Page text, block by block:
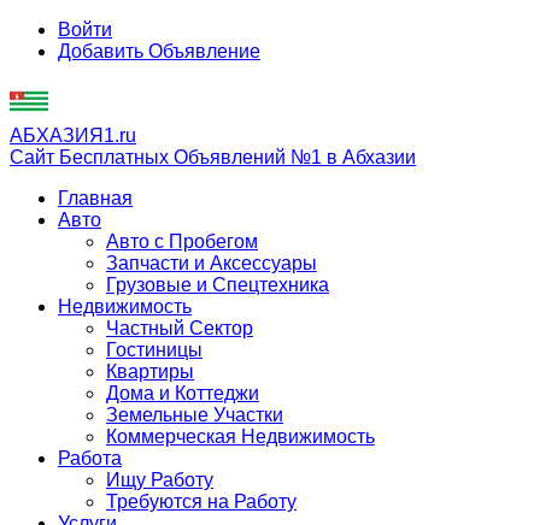
Войти
Добавить Объявление
АБХАЗИЯ1.ru
Сайт Бесплатных Объявлений №1 в Абхазии
Главная
Авто
Авто с Пробегом
Запчасти и Аксессуары
Грузовые и Спецтехника
Недвижимость
Частный Сектор
Гостиницы
Квартиры
Дома и Коттеджи
Земельные Участки
Коммерческая Недвижимость
Работа
Ищу Работу
Требуются на Работу